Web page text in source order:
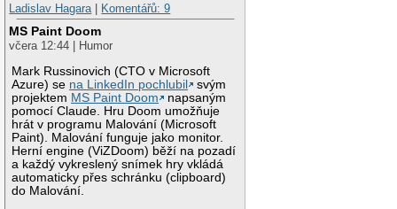
Ladislav Hagara
Komentářů: 9
MS Paint Doom
včera 12:44 | Humor
Mark Russinovich (CTO v Microsoft
Azure) se na LinkedIn pochlubil
svým
projektem MS Paint Doom
napsaným
pomocí Claude. Hru Doom umožňuje
hrát v programu Malování (Microsoft
Paint). Malování funguje jako monitor.
Herní engine (ViZDoom) běží na pozadí
a každý vykreslený snímek hry vkládá
automaticky přes schránku (clipboard)
do Malování.